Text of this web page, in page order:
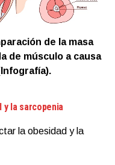
de la masa
de músculo a causa
y la sarcopenia
la obesidad y la